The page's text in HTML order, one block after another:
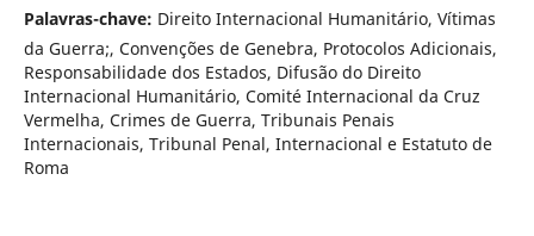
Palavras-chave: Direito Internacional Humanitário, Vítimas
da Guerra;, Convenções de Genebra, Protocolos Adicionais,
Responsabilidade dos Estados, Difusão do Direito
Internacional Humanitário, Comité Internacional da Cruz
Vermelha, Crimes de Guerra, Tribunais Penais
Internacionais, Tribunal Penal, Internacional e Estatuto de
Roma